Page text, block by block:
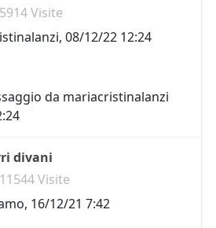
Visite
, 08/12/22 12:24
da mariacristinalanzi
divani
Visite
, 16/12/21 7:42